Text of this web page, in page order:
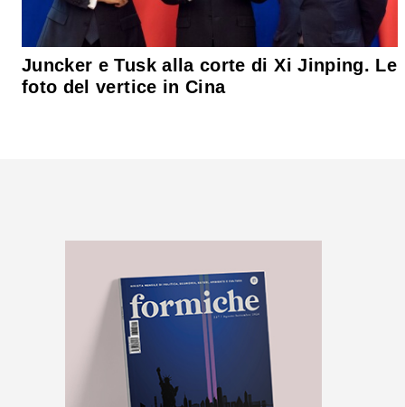
Juncker e Tusk alla corte di Xi Jinping. Le
foto del vertice in Cina